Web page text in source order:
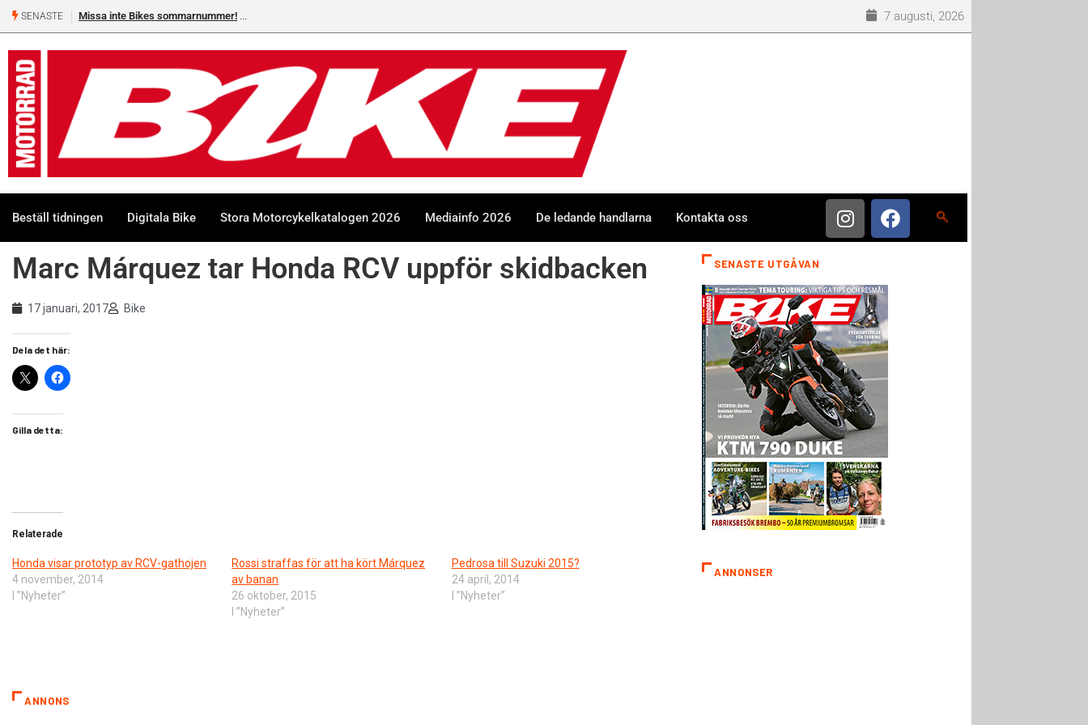
SENASTE Missa inte Bikes sommarnummer! 7 augusti, 2026
Beställ tidningen Digitala Bike Stora Motorcykelkatalogen 2026 Mediainfo 2026 De ledande handlarna Kontakta oss
Marc Márquez tar Honda RCV uppför skidbacken
17 januari, 2017 Bike
Dela det här:
Gilla detta:
Relaterade
Honda visar prototyp av RCV-gathojen
4 november, 2014
I ”Nyheter”
​Rossi straffas för att ha kört Márquez
av banan
26 oktober, 2015
I ”Nyheter”
Pedrosa till Suzuki 2015?
24 april, 2014
I ”Nyheter”
ANNONS
SENASTE UTGÅVAN
ANNONSER